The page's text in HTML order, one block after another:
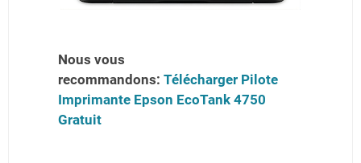
Nous vous
recommandons: Télécharger Pilote
Imprimante Epson EcoTank 4750
Gratuit